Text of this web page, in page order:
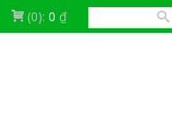
(0): 0 ₫